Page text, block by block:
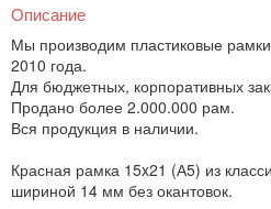
Описание
Мы производим пластиковые
2010 года.
Для бюджетных, корпоративных
Продано более 2.000.000 рам.
Вся продукция в наличии.
Красная рамка 15x21 (А5) из
шириной 14 мм без окантовок.